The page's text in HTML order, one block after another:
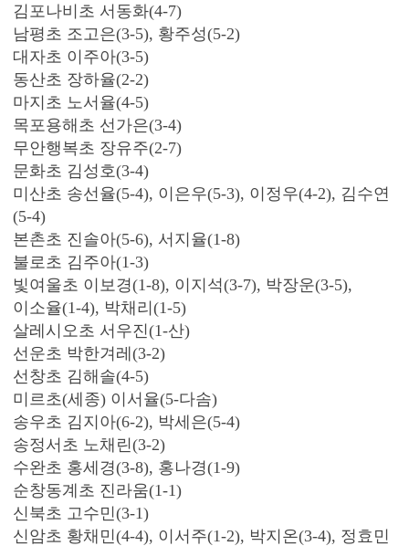
김포나비초 서동화(4-7)
남평초 조고은(3-5), 황주성(5-2)
대자초 이주아(3-5)
동산초 장하율(2-2)
마지초 노서율(4-5)
목포용해초 선가은(3-4)
무안행복초 장유주(2-7)
문화초 김성호(3-4)
미산초 송선율(5-4), 이은우(5-3), 이정우(4-2), 김수연
(5-4)
본촌초 진솔아(5-6), 서지율(1-8)
불로초 김주아(1-3)
빛여울초 이보경(1-8), 이지석(3-7), 박장운(3-5),
이소율(1-4), 박채리(1-5)
살레시오초 서우진(1-산)
선운초 박한겨레(3-2)
선창초 김해솔(4-5)
미르초(세종) 이서율(5-다솜)
송우초 김지아(6-2), 박세은(5-4)
송정서초 노채린(3-2)
수완초 홍세경(3-8), 홍나경(1-9)
순창동계초 진라움(1-1)
신북초 고수민(3-1)
신암초 황채민(4-4), 이서주(1-2), 박지온(3-4), 정효민